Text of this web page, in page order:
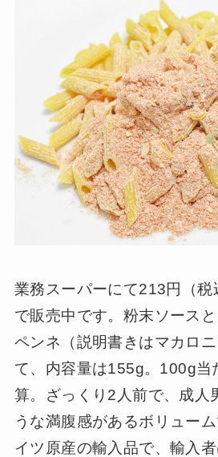
業務スーパーにて213円（税
で販売中です。粉末ソース
ペンネ（説明書きはマカロ
て、内容量は155g。100g当
算。ざっくり2人前で、成人
うな満腹感があるボリュー
イツ原産の輸入品で、輸入者